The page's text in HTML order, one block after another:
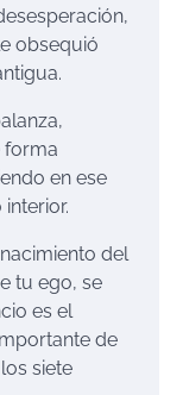
obsequió
forma
en ese
del
tu ego, se
es el
de
siete